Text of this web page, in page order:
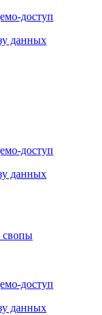
данных
данных
свопы